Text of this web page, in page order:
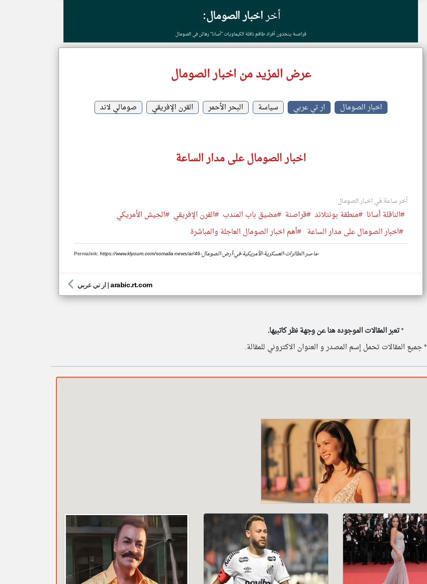
أخراخبار الصومال:
قراصنة يتخذون أفراد طاقم ناقلة الكيماويات "أسانا" رهائن في الصومال
عرض المزيد من اخبار الصومال
اخبار الصومال ار تي عربي سياسة البحر الأحمر القرن الإفريقي صومالي لاند
اخبار الصومال على مدار الساعة
أخر ساعة في اخبار الصومال
#الناقلة أسانا #منطقة بونتلاند #قراصنة #مضيق باب المندب #القرن الإفريقي #الجيش الأمريكي
#اخبار الصومال على مدار الساعة #أهم اخبار الصومال العاجلة والمباشرة
Permalink: https://www.klyoum.com/somalia-news/ar/46-ما-سر-الطائرات-العسكرية-الأمريكية-في-أرض-الصومال-
ار تي عربي |arabic.rt.com
*تعبر المقالات الموجوده هنا عن وجهة نظر كاتبيها.
* جميع المقالات تحمل إسم المصدر و العنوان الاكتروني للمقالة.